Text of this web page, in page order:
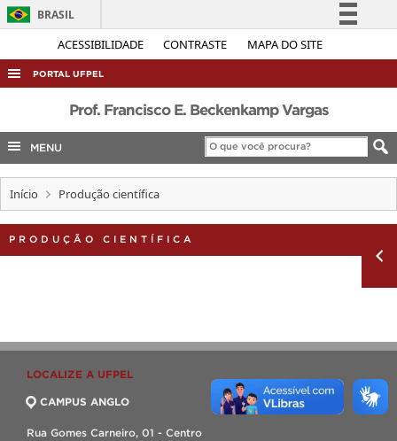
ACESSIBILIDADE CONTRASTE MAPA DO SITE
BRASIL
Simplifique!
Acesso à informação
Legislação
Canais
PORTAL UFPEL
ACESSO À INFORMAÇÃO
AUDITORIA
COBALTO
CONCURSOS
EDITAIS
INTERNACIONAL
TELEFONES
Prof. Francisco E. Beckenkamp Vargas
MENU
Início Produção científica
PRODUÇÃO CIENTÍFICA
LOCALIZE A UFPEL
CAMPUS ANGLO
Rua Gomes Carneiro, 01 - Centro